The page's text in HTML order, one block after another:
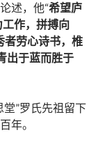
述，他“希望庐
作，拼搏向
者劳心诗书，椎
出于蓝而胜于
堂”罗氏先祖留下
年。